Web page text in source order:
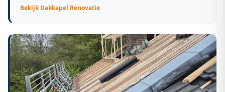
BekijkDakkapel Renovatie